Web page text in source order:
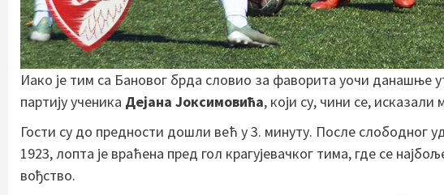
Иако је тим са Бановог брда словио за фаворита уочи данашње
партију ученика Дејана Јоксимовића, који су, чини се,
Гости су до предности дошли већ у 3. минуту. После слободног
1923, лопта је враћена пред гол крагујевачког тима, где се
вођство.